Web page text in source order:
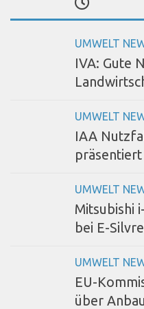
UMWELT
IVA: Gute
UMWELT
IAA
UMWELT
Mitsubishi
bei E-
UMWELT
EU-
über